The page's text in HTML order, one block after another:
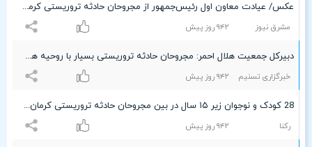
عکس/ عیادت معاون اول رئیس‌جمهور از مجروحان حادثه تروریستی کرمان
مشرق نیوز ٩۴۲ روز پیش
دبیرکل جمعیت هلال احمر: مجروحان حادثه تروریستی بسیار با روحیه هستند
خبرگزاری تسنیم ٩۴۲ روز پیش
28 کودک و نوجوان زیر ۱۵ سال در بین مجروحان حادثه تروریستی کرمان + تعداد مجروحان در بیمارستان های کرمان
رکنا ٩۴۲ روز پیش